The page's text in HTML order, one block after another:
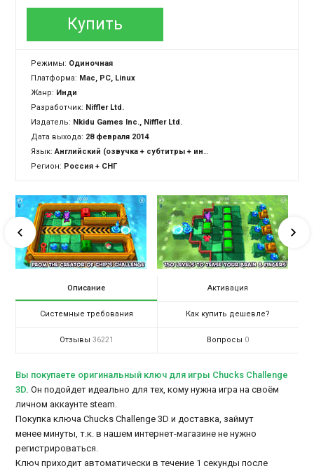
Купить
Режимы: Одиночная
Платформа: Mac, PC, Linux
Жанр: Инди
Разработчик: Niffler Ltd.
Издатель: Nkidu Games Inc., Niffler Ltd.
Дата выхода: 28 февраля 2014
Язык:Английский (озвучка + субтитры + интерфейс)
Регион: Россия + СНГ
Описание Активация
Системные требования Как купить дешевле?
Отзывы 36221 Вопросы 0
Вы покупаете оригинальный ключ для игры Chucks Challenge
3D. Он подойдет идеально для тех, кому нужна игра на своём
личном аккаунте steam.
Покупка ключа Chucks Challenge 3D и доставка, займут
менее минуты, т.к. в нашем интернет-магазине не нужно
регистрироваться.
Ключ приходит автоматически в течение 1 секунды после